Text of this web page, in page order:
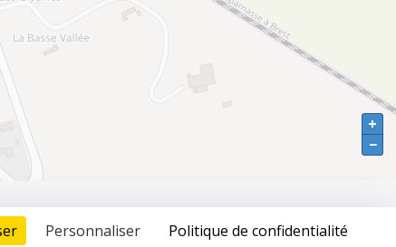
+
−
+
−
LÉGALES
Personnaliser Politique de confidentialité